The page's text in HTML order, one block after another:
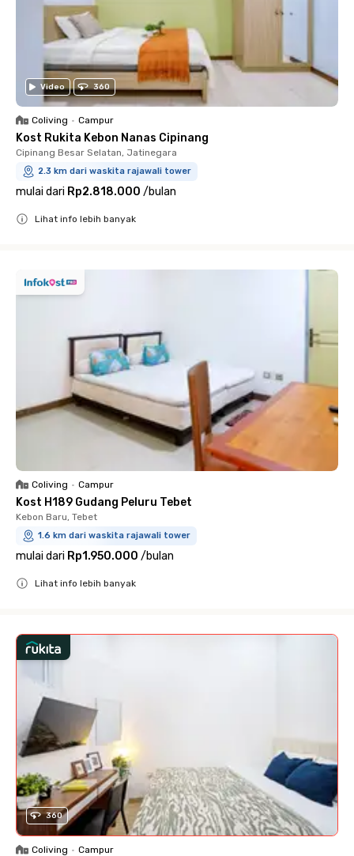
Video 360
Coliving • Campur
Kost Rukita Kebon Nanas Cipinang
Cipinang Besar Selatan, Jatinegara
2.3 km dari waskita rajawali tower
mulai dari Rp2.818.000 /bulan
Lihat info lebih banyak
Coliving • Campur
Kost H189 Gudang Peluru Tebet
Kebon Baru, Tebet
1.6 km dari waskita rajawali tower
mulai dari Rp1.950.000 /bulan
Lihat info lebih banyak
360
Coliving • Campur